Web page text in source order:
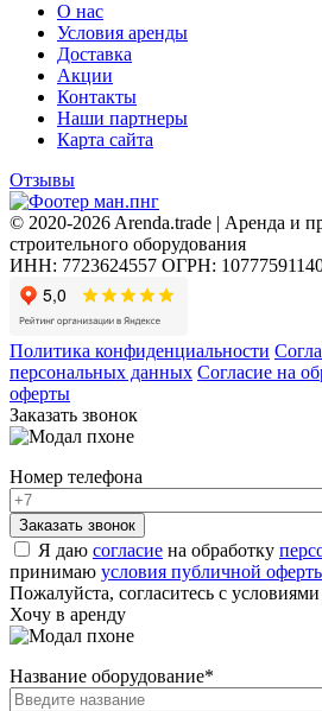
О нас
Условия аренды
Доставка
Акции
Контакты
Наши партнеры
Карта сайта
Отзывы
© 2020-2026 Arenda.trade | Аренда и
строительного оборудования
ИНН: 7723624557 ОГРН:
Политика конфиденциальности
персональных данных Согласие на
оферты
Заказать звонок
Номер телефона
Я даю согласие на обработку
принимаю условия публичной
Пожалуйста, согласитесь с
Хочу в аренду
Название оборудование*